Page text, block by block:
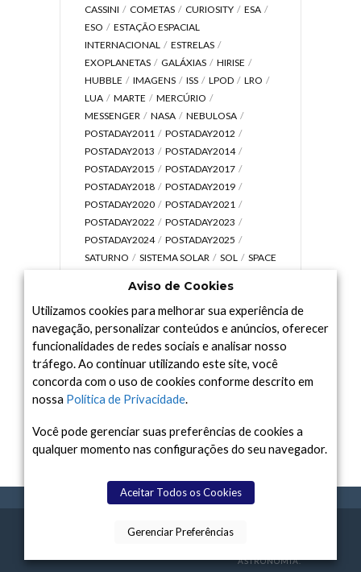
CASSINI
COMETAS CURIOSITY
ESA
ESO
ESTAÇÃO ESPACIAL
INTERNACIONAL
ESTRELAS
EXOPLANETAS
GALÁXIAS
HIRISE
HUBBLE
IMAGENS ISS LPOD
LRO
LUA
MARTE
MERCÚRIO
MESSENGER
NASA
NEBULOSA
POSTADAY2011
POSTADAY2012
POSTADAY2013
POSTADAY2014
POSTADAY2015
POSTADAY2017
POSTADAY2018
POSTADAY2019
POSTADAY2020
POSTADAY2021
POSTADAY2022
POSTADAY2023
POSTADAY2024
POSTADAY2025
SATURNO
SISTEMA SOLAR SOL
SPACE
UNIVERSO
VÍDEO
Arquivo
Arquivo
TERMOS CONTATO SPACE TODAY
ASTRONOMIA.
Aviso de Cookies
Utilizamos cookies para melhorar sua experiência de
navegação, personalizar conteúdos e anúncios, oferecer
funcionalidades de redes sociais e analisar nosso
tráfego. Ao continuar utilizando este site, você
concorda com o uso de cookies conforme descrito em
nossa Política de Privacidade.
Você pode gerenciar suas preferências de cookies a
qualquer momento nas configurações do seu navegador.
Aceitar Todos os Cookies
Gerenciar Preferências